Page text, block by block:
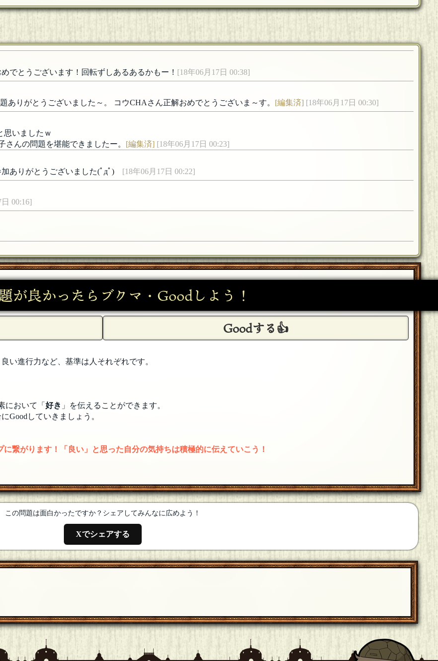
でとうございます！回転ずしあるあるかもー！ [18年06月17日 00:38]
ありがとうございました～。 コウCHAさん正解おめでとうございま～す。
[編集済] [18年06月17日 00:30]
思いましたｗ
んの問題を堪能できましたー。
[編集済] [18年06月17日 00:23]
りがとうございました(ﾟдﾟ)ゞ
[18年06月17日 00:22]
00:16]
00:15]
00:14]
が良かったらブクマ・Goodしよう！
Goodする👍
い進行力など、基準は人それぞれです。
において「 好き 」を伝えることができます。
Goodしていきましょう。
繋がります！「良い」と思った自分の気持ちは積極的に伝えていこう！
この問題は面白かったですか？シェアしてみんなに広めよう！
Xでシェアする